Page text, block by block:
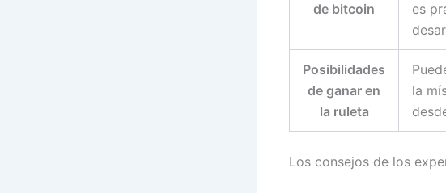
de bitcoin
es
Posibilidades
de ganar en
la ruleta
la
Los consejos de los